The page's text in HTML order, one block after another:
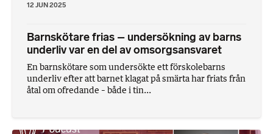
12 JUN 2025
Barnskötare frias – undersökning av barns
underliv var en del av omsorgsansvaret
En barnskötare som undersökte ett förskolebarns
underliv efter att barnet klagat på smärta har friats från
åtal om ofredande – både i tin...